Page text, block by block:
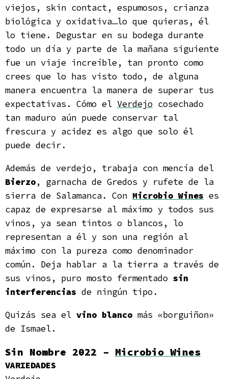
viejos, skin contact, espumosos, crianza
biológica y oxidativa…lo que quieras, él
lo tiene. Degustar en su bodega durante
todo un día y parte de la mañana siguiente
fue un viaje increíble, tan pronto como
crees que lo has visto todo, de alguna
manera encuentra la manera de superar tus
expectativas. Cómo el Verdejo cosechado
tan maduro aún puede conservar tal
frescura y acidez es algo que solo él
puede decir.
Además de verdejo, trabaja con mencía del
Bierzo, garnacha de Gredos y rufete de la
sierra de Salamanca. Con Microbio Wines es
capaz de expresarse al máximo y todos sus
vinos, ya sean tintos o blancos, lo
representan a él y son una región al
máximo con la pureza como denominador
común. Deja hablar a la tierra a través de
sus vinos, puro mosto fermentado sin
interferencias de ningún tipo.
Quizás sea el vino blanco más «borguiñon»
de Ismael.
Sin Nombre 2022 – Microbio Wines
VARIEDADES